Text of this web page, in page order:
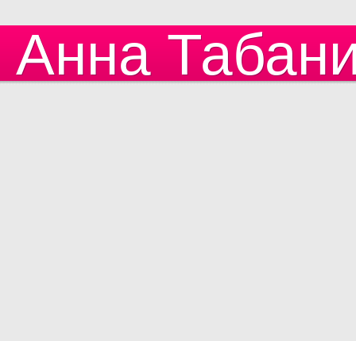
Анна